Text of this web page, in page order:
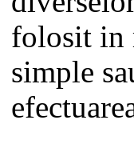
folosit in
simple